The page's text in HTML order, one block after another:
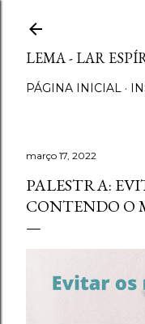
LEMA - LAR
PÁGINA INICIAL
março 17, 2022
PALESTRA:
CONTENDO O